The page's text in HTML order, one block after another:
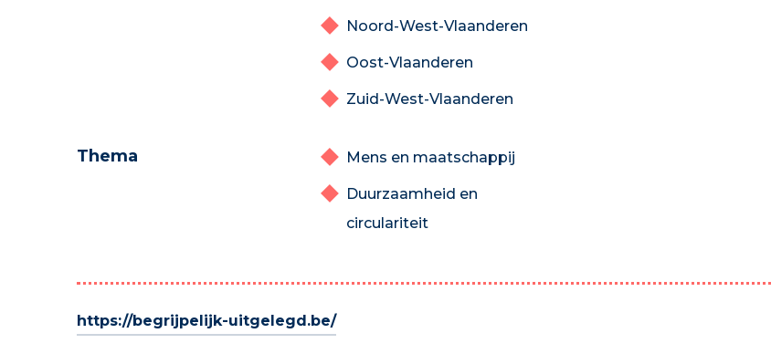
Noord-West-Vlaanderen
Oost-Vlaanderen
Zuid-West-Vlaanderen
Thema Mens en maatschappij
Duurzaamheid en
circulariteit
https://begrijpelijk-uitgelegd.be/